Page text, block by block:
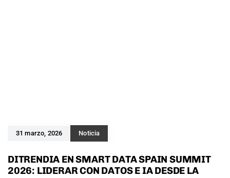
31 marzo, 2026 Noticia
DITRENDIA EN SMART DATA SPAIN SUMMIT
2026: LIDERAR CON DATOS E IA DESDE LA